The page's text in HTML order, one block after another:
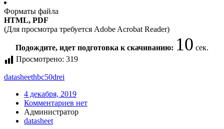
Форматы файла
HTML, PDF
(Для просмотра требуется Adobe Acrobat Reader)
Подождите, идет подготовка к скачиванию: 10 сек.
Просмотрено: 319
datasheethbc50drei
4 декабря, 2019
Комментариев нет
Администратор
datasheet